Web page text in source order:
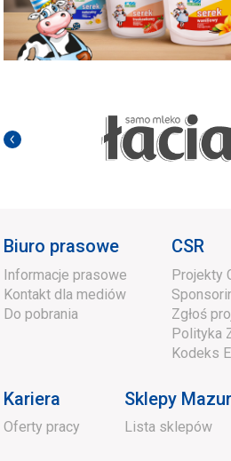
Biuro prasowe
Informacje prasowe
Kontakt dla mediów
Do pobrania
CSR
Projekty
Zgłoś
Polityka
Kodeks
Kariera
Oferty pracy
Sklepy
Lista sklepów